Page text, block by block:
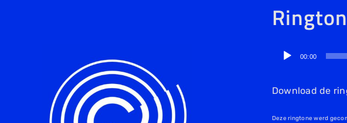
Audiospeler
00:00
Download de
Deze ringtone werd